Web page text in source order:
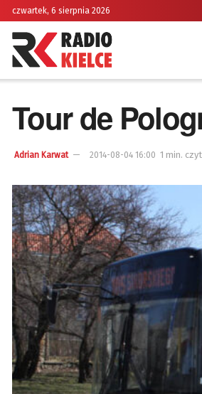
czwartek, 6 sierpnia 2026
Tour de
Adrian Karwat 2014-08-04 16:00 1 min.